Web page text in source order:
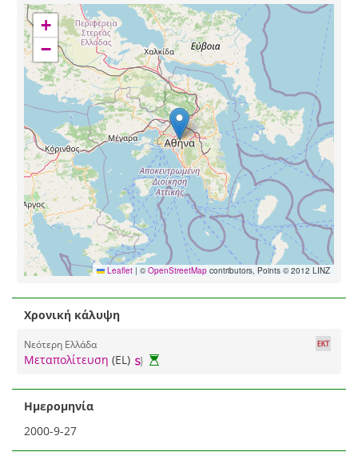
+
−
Leaflet | © OpenStreetMap contributors, Points © 2012 LINZ
Χρονική κάλυψη
Νεότερη Ελλάδα
Μεταπολίτευση (EL)
Ημερομηνία
2000-9-27